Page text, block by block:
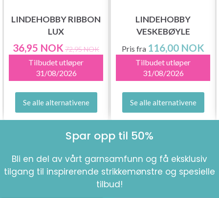
LINDEHOBBY RIBBON
LUX
36,95 NOK 72,95 NOK
Tilbudet utløper
31/08/2026
Se alle alternativene
LINDEHOBBY
VESKEBØYLE
Pris fra 116,00 NOK
Tilbudet utløper
31/08/2026
Se alle alternativene
Spar opp til 50%
Bli en del av vårt garnsamfunn og få eksklusiv
tilgang til inspirerende strikkemønstre og spesielle
tilbud!